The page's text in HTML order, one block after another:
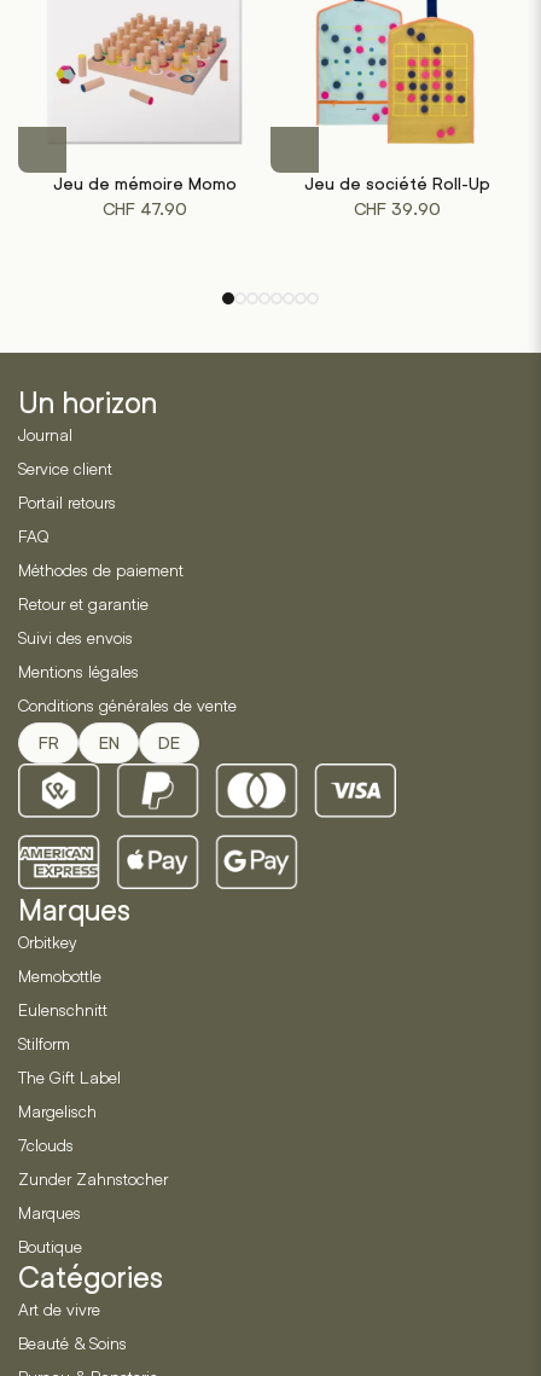
Jeu de mémoire Momo
CHF47.90
Jeu de société Roll-Up
CHF39.90
Un horizon
Journal
Service client
Portail retours
FAQ
Méthodes de paiement
Retour et garantie
Suivi des envois
Mentions légales
Conditions générales de vente
FR EN DE
Marques
Orbitkey
Memobottle
Eulenschnitt
Stilform
The Gift Label
Margelisch
7clouds
Zunder Zahnstocher
Marques
Boutique
Catégories
Art de vivre
Beauté & Soins